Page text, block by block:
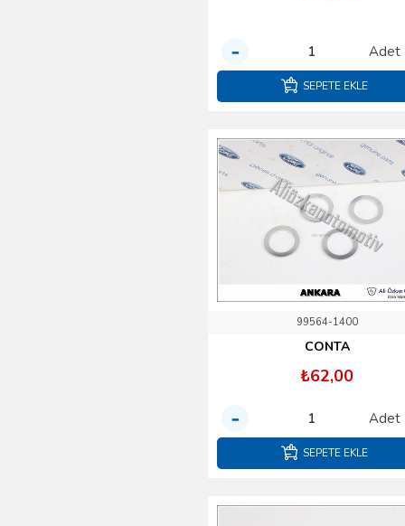
Adet
SEPETE EKLE
99564-1400
CONTA
₺62,00
Adet
SEPETE EKLE